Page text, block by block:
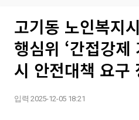
고기동 노인복지
행심위 ‘간접강
시 안전대책 요구
입력 2025-12-05 18:21